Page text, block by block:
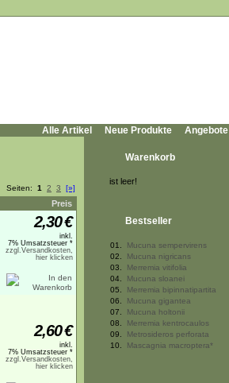
Alle Artikel Neue Produkte Angebote
Seiten: 1 2 3 [»]
Preis
2,30€
inkl.
7% Umsatzsteuer *
zzgl.Versandkosten,
hier klicken
2,60€
inkl.
7% Umsatzsteuer *
zzgl.Versandkosten,
hier klicken
Warenkorb
ist leer!
Bestseller
01.
Mucuna sempervirens
02.
Mucuna nigricans
03.
Merremia vitifolia
04.
Mucuna sloanei
05.
Merremia bipinnatipartita
06.
Mucuna gigantea
07.
Mucuna holtonii
08.
Merremia kentrocaulos
09.
Metrosideros perforata
10.
Mascagnia macroptera*